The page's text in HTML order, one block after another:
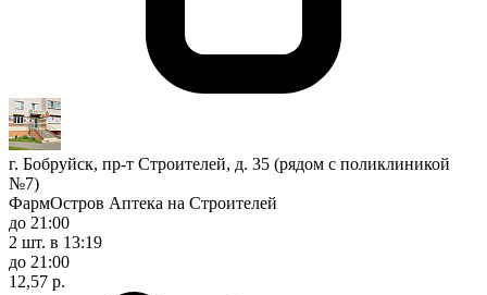
г. Бобруйск, пр-т Строителей, д. 35 (рядом с поликлиникой
№7)
ФармОстров Аптека на Строителей
до 21:00
2 шт. в 13:19
до 21:00
12,57 р.